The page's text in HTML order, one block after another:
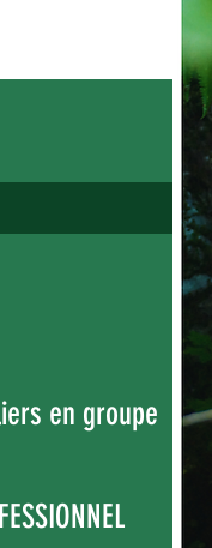
en groupe